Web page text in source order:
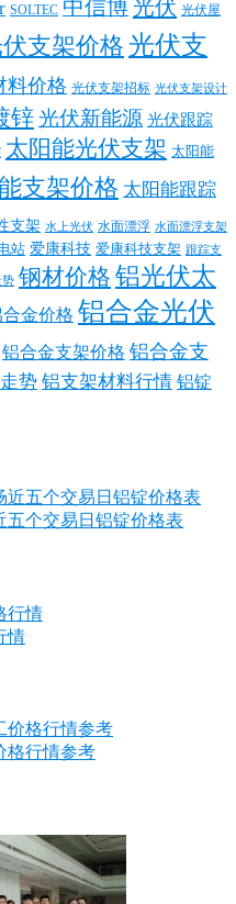
SOLTEC 中信博光伏 光伏屋
支架价格 光伏支
料价格 光伏支架招标 光伏支架设计
锌光伏新能源 光伏跟踪
太阳能光伏支架 太阳能
支架价格 太阳能跟踪
支架 水上光伏 水面漂浮 水面漂浮支架
站 爱康科技 爱康科技支架 跟踪支
势 钢材价格 铝光伏太
金价格 铝合金光伏
铝合金支架价格 铝合金支
势 铝支架材料行情 铝锭
五个交易日铝锭价格表
情
格行情参考